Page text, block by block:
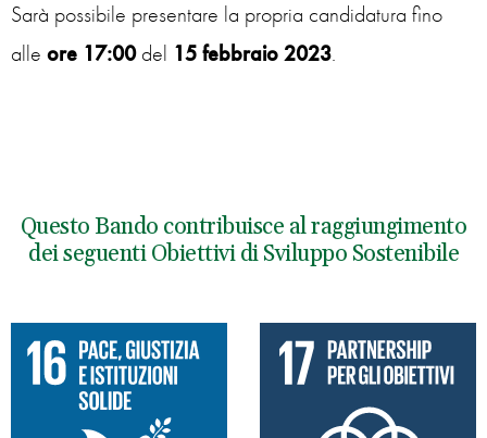
Sarà possibile presentare la propria candidatura fino
alle ore 17:00del 15 febbraio 2023.
Questo Bando contribuisce al raggiungimento
dei seguenti Obiettivi di Sviluppo Sostenibile